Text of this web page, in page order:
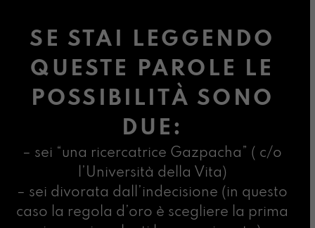
SE STAI LEGGENDO
QUESTE PAROLE LE
POSSIBILITÀ SONO
DUE:
– sei “una ricercatrice Gazpacha” ( c/o
l’Università della Vita)
– sei divorata dall’indecisione (in questo
caso la regola d’oro è scegliere la prima